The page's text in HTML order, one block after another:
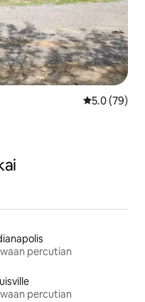
Penarafan
5.0 (79)
percutian
percutian